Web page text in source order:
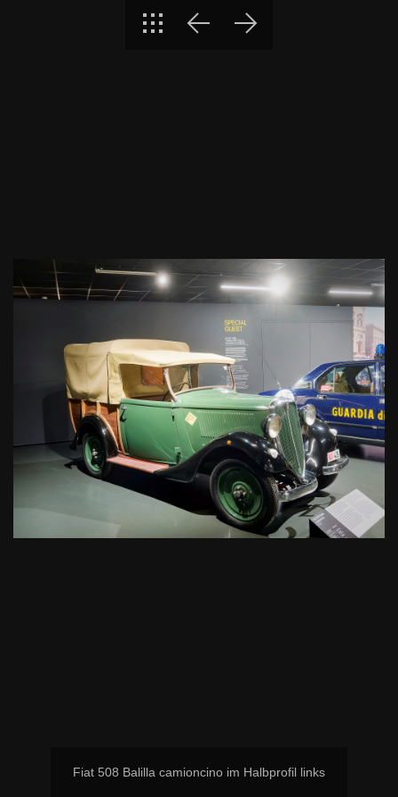
Fiat 508 Balilla camioncino im Halbprofil links